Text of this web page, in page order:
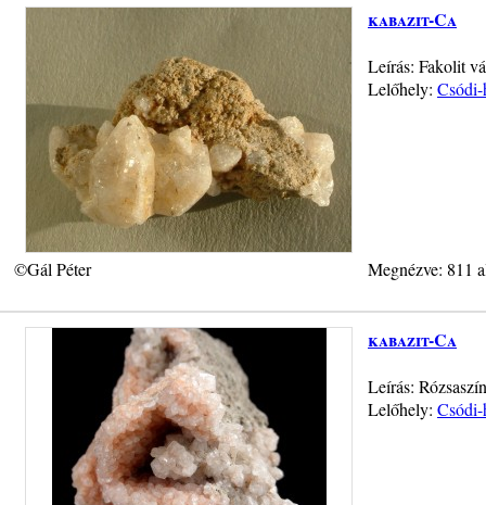
kabazit-Ca
Leírás: Fakolit
Lelőhely:
©Gál Péter Megnézve: 811
kabazit-Ca
Leírás:
Lelőhely: